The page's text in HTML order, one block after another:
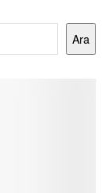
Ara